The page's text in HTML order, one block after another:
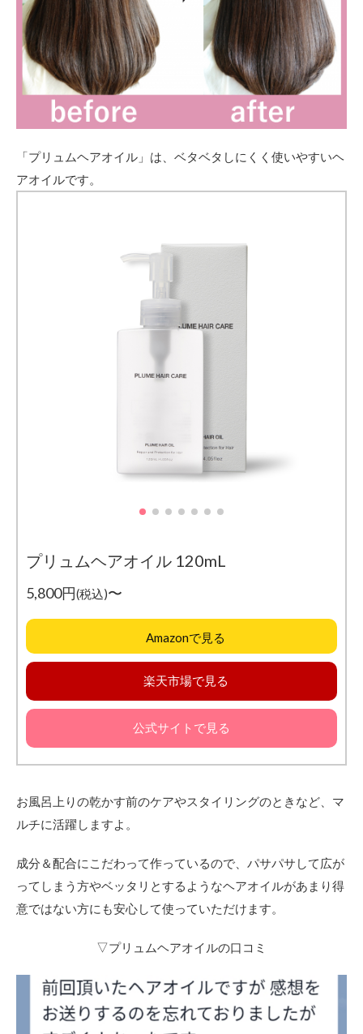
「プリュムヘアオイル」は、ベタベタしにくく使いやすいヘ
アオイルです。
プリュムヘアオイル 120mL
5,800円(税込)〜
Amazonで見る
楽天市場で見る
公式サイトで見る
お風呂上りの乾かす前のケアやスタイリングのときなど、マ
ルチに活躍しますよ。
成分＆配合にこだわって作っているので、パサパサして広が
ってしまう方やベッタリとするようなヘアオイルがあまり得
意ではない方にも安心して使っていただけます。
▽プリュムヘアオイルの口コミ